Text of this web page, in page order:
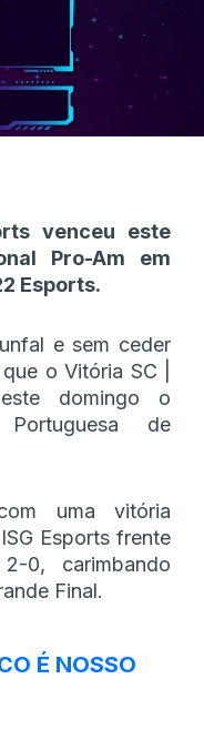
venceu este
Pro-Am em
Esports.
e sem ceder
o Vitória SC |
domingo o
de
uma vitória
Esports frente
0, carimbando
Final.
É NOSSO